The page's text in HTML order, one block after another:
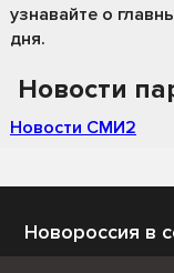
узнавайте о
дня.
Новости
Новости СМИ2
Новороссия в